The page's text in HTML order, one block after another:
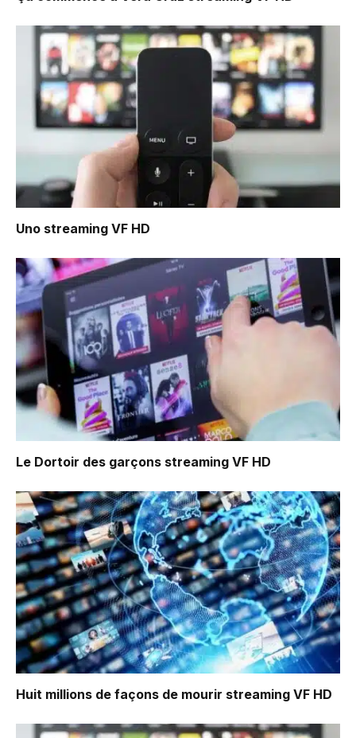
Uno streaming VF HD
Le Dortoir des garçons streaming VF HD
Huit millions de façons de mourir streaming VF HD